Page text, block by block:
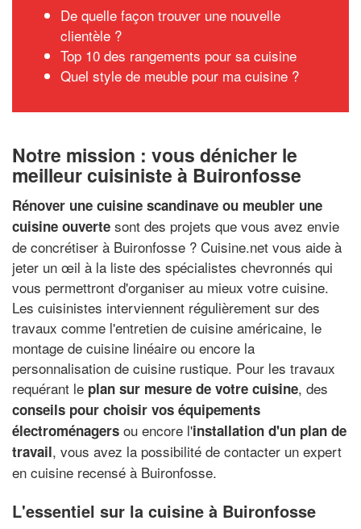
De quelle façon trouver une nouvelle
clientèle ?
Top 10 des rangements pour sa cuisine
Quel style de meuble pour ma cuisine ?
Notre mission : vous dénicher le
meilleur cuisiniste à Buironfosse
Rénover une cuisine scandinave ou meubler une
cuisine ouverte sont des projets que vous avez envie
de concrétiser à Buironfosse ? Cuisine.net vous aide à
jeter un œil à la liste des spécialistes chevronnés qui
vous permettront d'organiser au mieux votre cuisine.
Les cuisinistes interviennent régulièrement sur des
travaux comme l'entretien de cuisine américaine, le
montage de cuisine linéaire ou encore la
personnalisation de cuisine rustique. Pour les travaux
requérant le plan sur mesure de votre cuisine, des
conseils pour choisir vos équipements
électroménagers ou encore l'installation d'un plan de
travail, vous avez la possibilité de contacter un expert
en cuisine recensé à Buironfosse.
L'essentiel sur la cuisine à Buironfosse